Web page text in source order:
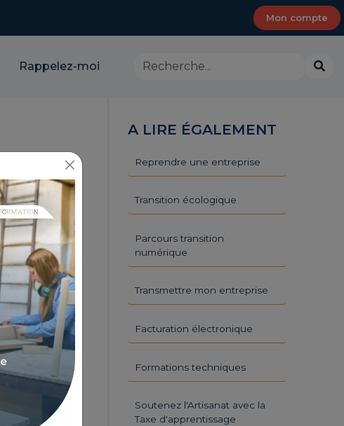
Mon compte
Rappelez-moi
Rechercher
dans
CMA
Alpes-
A LIRE ÉGALEMENT
Reprendre une entreprise
Transition écologique
Parcours transition
numérique
Transmettre mon entreprise
Facturation électronique
Formations techniques
Soutenez l'Artisanat avec la
Taxe d'apprentissage